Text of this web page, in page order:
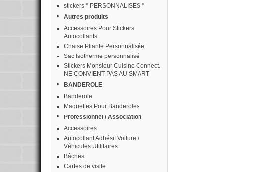
stickers ° PERSONNALISES °
Autres produits
Accessoires Pour Stickers
Autocollants
Chaise Pliante Personnalisée
Sac Isotherme personnalisé
Stickers Monsieur Cuisine Connect.
NE CONVIENT PAS AU SMART
BANDEROLE
Banderole
Maquettes Pour Banderoles
Professionnel / Association
Accessoires
Autocollant Adhésif Voiture /
Véhicules Utilitaires
Bâches
Cartes de visite